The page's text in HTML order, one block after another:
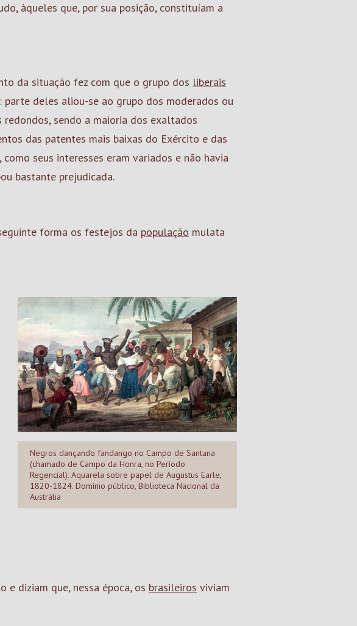
àqueles que, por sua posição, constituíam a
da situação fez com que o grupo dos liberais
parte deles aliou-se ao grupo dos moderados ou
redondos, sendo a maioria dos exaltados
das patentes mais baixas do Exército e das
seus interesses eram variados e não havia
bastante prejudicada.
forma os festejos da população mulata
Negros dançando fandango no Campo de Santana
(chamado de Campo da Honra, no Período
Regencial). Aquarela sobre papel de Augustus Earle,
1820-1824. Domínio público, Biblioteca Nacional da
Austrália
diziam que, nessa época, os brasileiros viviam